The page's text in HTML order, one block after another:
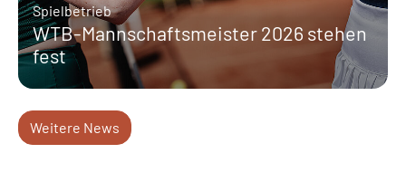
Spielbetrieb
WTB-Mannschaftsmeister 2026 stehen
fest
Weitere News